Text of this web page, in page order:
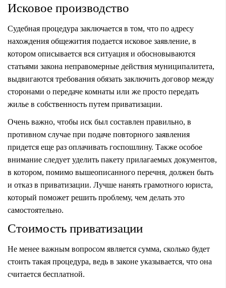
Исковое производство
Судебная процедура заключается в том, что по адресу
нахождения общежития подается исковое заявление, в
котором описывается вся ситуация и обосновываются
статьями закона неправомерные действия муниципалитета,
выдвигаются требования обязать заключить договор между
сторонами о передаче комнаты или же просто передать
жилье в собственность путем приватизации.
Очень важно, чтобы иск был составлен правильно, в
противном случае при подаче повторного заявления
придется еще раз оплачивать госпошлину. Также особое
внимание следует уделить пакету прилагаемых документов,
в котором, помимо вышеописанного перечня, должен быть
и отказ в приватизации. Лучше нанять грамотного юриста,
который поможет решить проблему, чем делать это
самостоятельно.
Стоимость приватизации
Не менее важным вопросом является сумма, сколько будет
стоить такая процедура, ведь в законе указывается, что она
считается бесплатной.